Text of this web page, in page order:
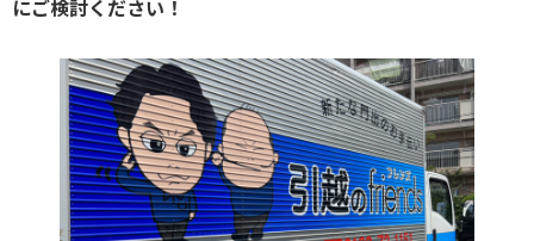
にご検討ください！